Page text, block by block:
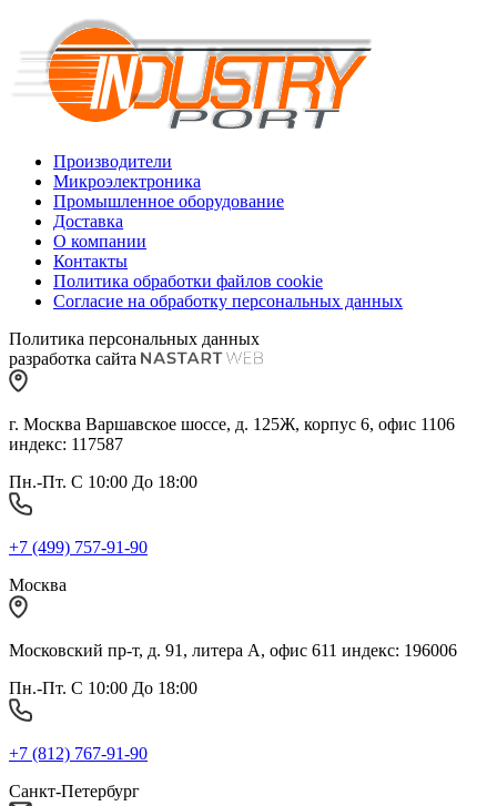
Производители
Микроэлектроника
Промышленное оборудование
Доставка
О компании
Контакты
Политика обработки файлов cookie
Согласие на обработку персональных данных
Политика персональных данных
разработка сайта
г. Москва Варшавское шоссе, д. 125Ж, корпус 6, офис 1106
индекс: 117587
Пн.-Пт. С 10:00 До 18:00
+7 (499) 757-91-90
Москва
Московский пр-т, д. 91, литера А, офис 611 индекс: 196006
Пн.-Пт. С 10:00 До 18:00
+7 (812) 767-91-90
Санкт-Петербург